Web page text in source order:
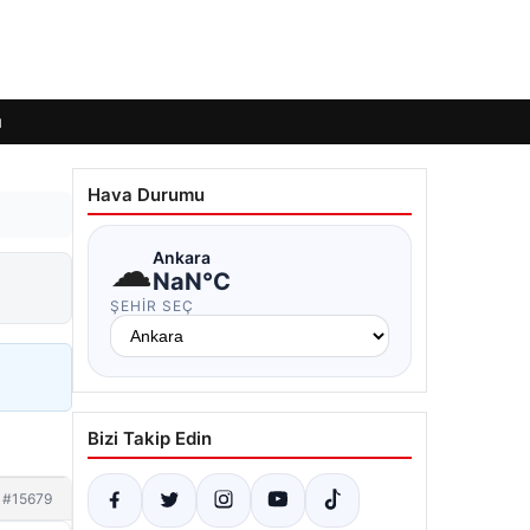
#15679
Hava Durumu
☁Ankara
NaN°C
ŞEHIR SEÇ
Bizi Takip Edin